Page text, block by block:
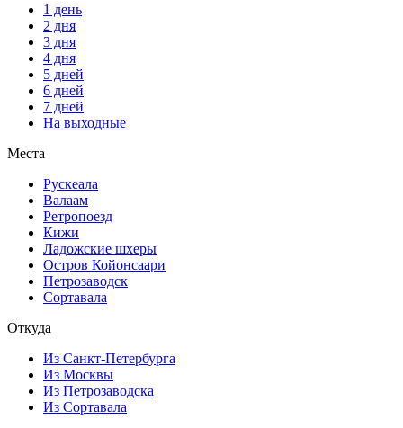
1 день
2 дня
3 дня
4 дня
5 дней
6 дней
7 дней
На выходные
Места
Рускеала
Валаам
Ретропоезд
Кижи
Ладожские шхеры
Остров Койонсаари
Петрозаводск
Сортавала
Откуда
Из Санкт-Петербурга
Из Москвы
Из Петрозаводска
Из Сортавала